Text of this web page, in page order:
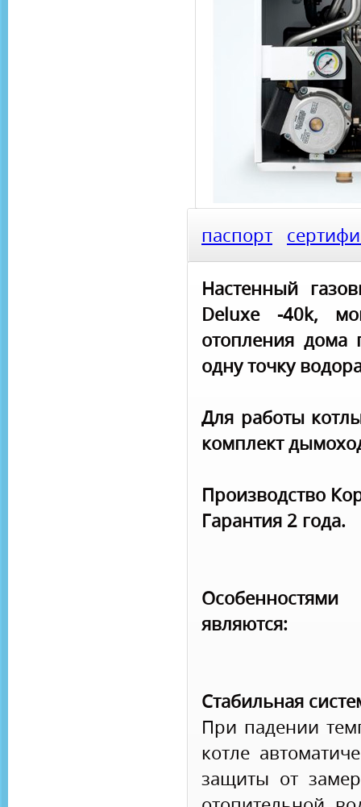
паспорт
Настенный
Deluxe -40k,
отопления
одну точку
Для работы
комплект
Производство
Гарантия 2 года.
являются:
Стабильная
При падении
котле
защиты от